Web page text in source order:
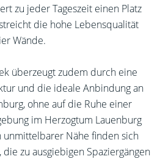
zu jeder Tageszeit einen Platz
die hohe Lebensqualität
Wände.
überzeugt zudem durch eine
und die ideale Anbindung an
ohne auf die Ruhe einer
im Herzogtum Lauenburg
unmittelbarer Nähe finden sich
zu ausgiebigen Spaziergängen